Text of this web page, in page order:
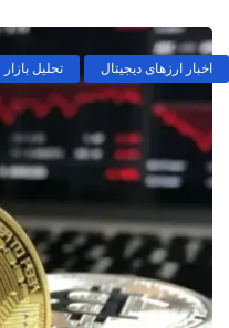
اخبار ارزهای دیجیتال تحلیل بازار